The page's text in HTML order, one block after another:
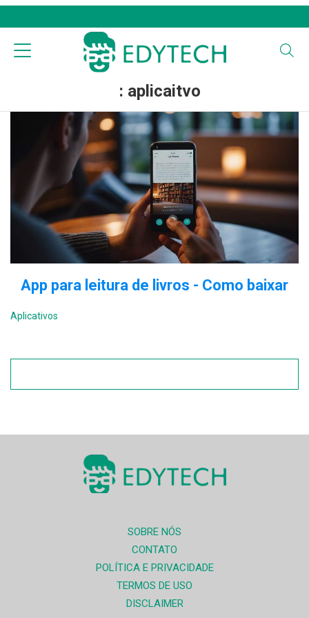
: aplicaitvo
App para leitura de livros - Como baixar
Aplicativos
SOBRE NÓS
CONTATO
POLÍTICA E PRIVACIDADE
TERMOS DE USO
DISCLAIMER